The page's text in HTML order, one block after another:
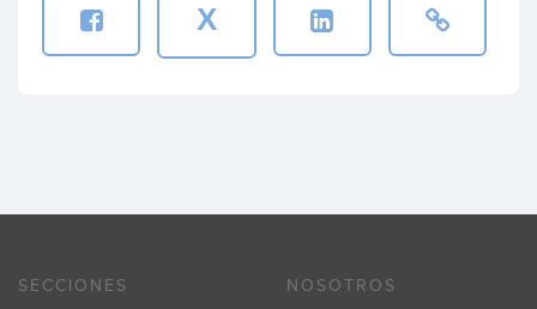
X
SECCIONES NOSOTROS